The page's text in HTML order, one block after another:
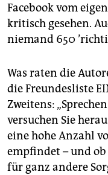
Facebook vom
kritisch gesehen.
niemand 650
Was raten die
die Freundesliste
Zweitens:
versuchen Sie
eine hohe Anzahl
empfindet – und
für ganz andere